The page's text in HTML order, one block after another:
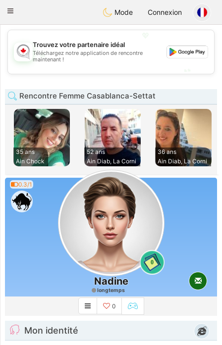
CANADIAN chat
Toggle
Mode Connexion
💖
💕
Trouvez votre partenaire idéal
Téléchargez notre application de rencontre
maintenant !
Rencontre Femme Casablanca-Settat
35 ans
Ain Chock
52 ans
Ain Diab, La Corni
36 ans
Ain Diab, La Corni
0.3/1
0
Nadine
longtemps
0
Mon identité